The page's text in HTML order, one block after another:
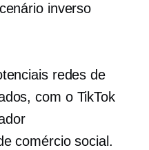
inverso
redes de
com o TikTok
comércio social.